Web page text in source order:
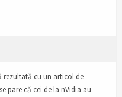
rezultată cu un articol de
pare că cei de la nVidia au